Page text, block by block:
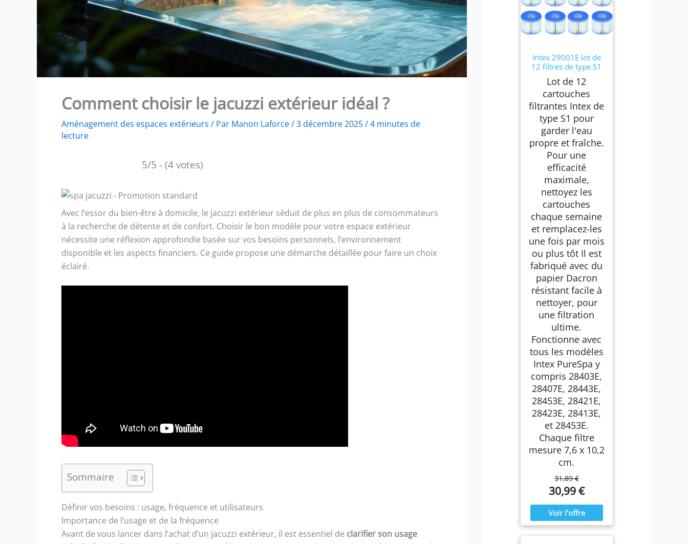
Comment choisir le jacuzzi extérieur idéal ?
Aménagement des espaces extérieurs / Par Manon Laforce/3 décembre 2025/4 minutes de
lecture
5/5 - (4 votes)
Avec l’essor du bien-être à domicile, le jacuzzi extérieur séduit de plus en plus de consommateurs
à la recherche de détente et de confort. Choisir le bon modèle pour votre espace extérieur
nécessite une réflexion approfondie basée sur vos besoins personnels, l’environnement
disponible et les aspects financiers. Ce guide propose une démarche détaillée pour faire un choix
éclairé.
Sommaire
Définir vos besoins : usage, fréquence et utilisateurs
Importance de l’usage et de la fréquence
Avant de vous lancer dans l’achat d’un jacuzzi extérieur, il est essentiel de clarifier son usage
Intex 29001E lot de
12 filtres de type S1
Lot de 12
cartouches
filtrantes Intex de
type S1 pour
garder l'eau
propre et fraîche.
Pour une
efficacité
maximale,
nettoyez les
cartouches
chaque semaine
et remplacez-les
une fois par mois
ou plus tôt Il est
fabriqué avec du
papier Dacron
résistant facile à
nettoyer, pour
une filtration
ultime.
Fonctionne avec
tous les modèles
Intex PureSpa y
compris 28403E,
28407E, 28443E,
28453E, 28421E,
28423E, 28413E,
et 28453E.
Chaque filtre
mesure 7,6 x 10,2
cm.
31,89 €
30,99 €